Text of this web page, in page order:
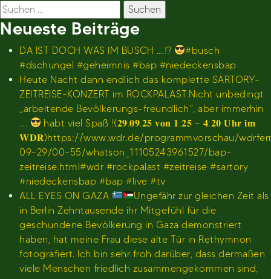
Suchen
nach:
Neueste Beiträge
DA IST DOCH WAS IM BUSCH ….!?
#busch
#dschungel #geheimnis #bap #niedeckensbap
Heute Nacht dann endlich das komplette SARTORY-
ZEITREISE-KONZERT im ROCKPALAST.Nicht unbedingt
„arbeitende Bevölkerungs-freundlich“, aber immerhin
….
habt viel Spaß !(𝟐𝟗.𝟎𝟗.𝟐𝟓 𝐯𝐨𝐧 𝟏:𝟐𝟓 – 𝟒:𝟐𝟎 𝐔𝐡𝐫 𝐢𝐦
𝐖𝐃𝐑)https://www.wdr.de/programmvorschau/
09-29/00-55/whatson_11105243961527/bap-
zeitreise.html#wdr #rockpalast #zeitreise #sartory
#niedeckensbap #bap #live #tv
ALL EYES ON GAZA
Ungefähr zur gleichen Zeit als
in Berlin Zehntausende ihr Mitgefühl für die
geschundene Bevölkerung in Gaza demonstriert
haben, hat meine Frau diese alte Tür in Rethymnon
fotografiert. Ich bin sehr froh darüber, dass dermaßen
viele Menschen friedlich zusammengekommen sind,